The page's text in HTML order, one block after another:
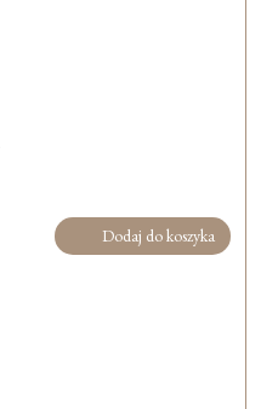
Dodaj do koszyka